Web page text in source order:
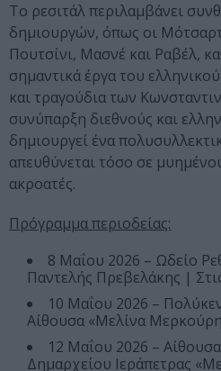
Το ρεσιτάλ περιλαμβάνει
δημιουργών, όπως οι
Πουτσίνι, Μασνέ και Ραβέλ,
σημαντικά έργα του
και τραγούδια των
συνύπαρξη διεθνούς και
δημιουργεί ένα
απευθύνεται τόσο σε
ακροατές.
Πρόγραμμα περιοδείας:
8 Μαΐου 2026 – Ωδείο
Παντελής Πρεβελάκης |
10 Μαΐου 2026 –
Αίθουσα «Μελίνα
12 Μαΐου 2026 –
Δημαρχείου Ιεράπετρας